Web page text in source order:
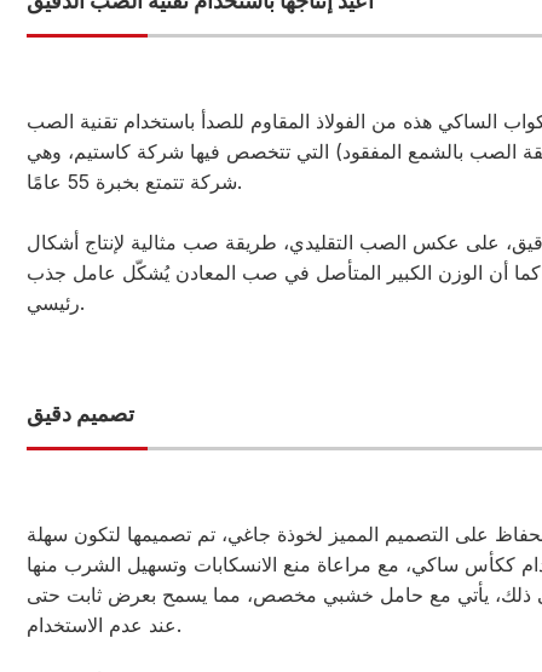
الساكي هذه من الفولاذ المقاوم للصدأ باستخدام تقنية الصب
الصب بالشمع المفقود) التي تتخصص فيها شركة كاستيم، وهي
شركة تتمتع بخبرة 55 عامًا.
على عكس الصب التقليدي، طريقة صب مثالية لإنتاج أشكال
كما أن الوزن الكبير المتأصل في صب المعادن يُشكّل عامل جذب
رئيسي.
تصميم دقيق
على التصميم المميز لخوذة جاغي، تم تصميمها لتكون سهلة
ذلك، يأتي مع حامل خشبي مخصص، مما يسمح بعرض ثابت حتى
عند عدم الاستخدام.